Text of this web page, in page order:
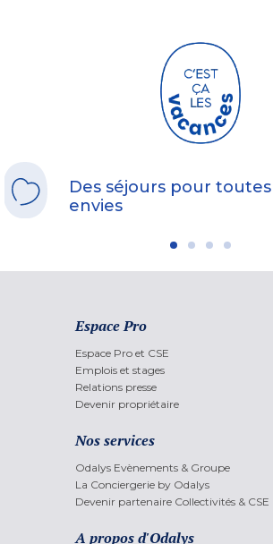
Des séjours pour toutes
envies
Espace Pro
Espace Pro et CSE
Emplois et stages
Relations presse
Devenir propriétaire
Nos services
Odalys Evènements & Groupe
La Conciergerie by Odalys
Devenir partenaire Collectivités & CSE
A propos d'Odalys